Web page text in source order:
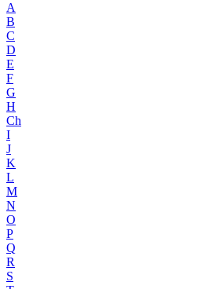
A
B
C
D
E
F
G
H
Ch
I
J
K
L
M
N
O
P
Q
R
S